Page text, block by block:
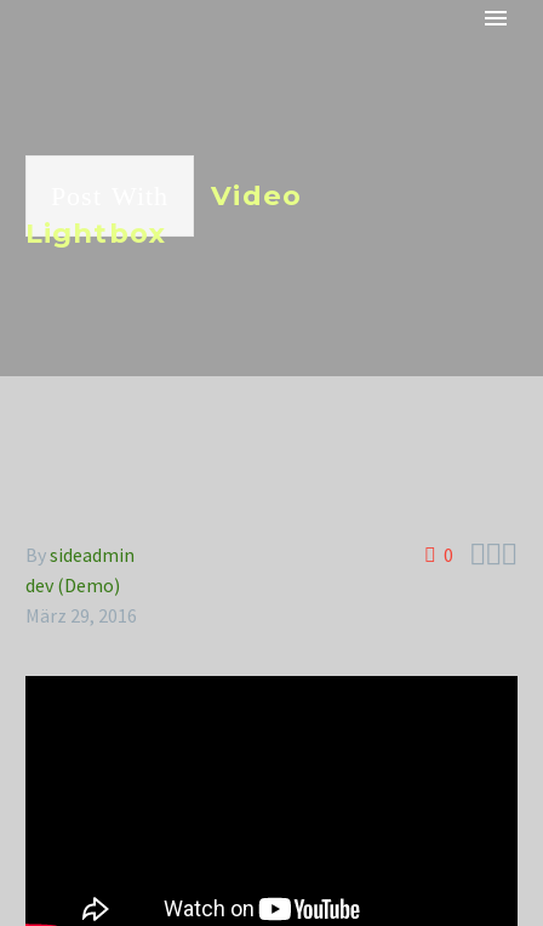
Video
Lightbox
0 
Bysideadmin
dev (Demo)
März 29, 2016